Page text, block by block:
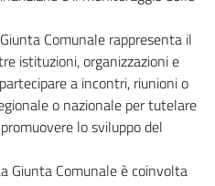
Comunale rappresenta il
istituzioni, organizzazioni e
a incontri, riunioni o
o nazionale per tutelare
lo sviluppo del
Giunta Comunale è coinvolta